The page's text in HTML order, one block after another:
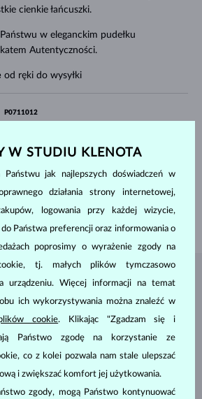
cienkie łańcuszki.
w eleganckim pudełku
Autentyczności.
od ręki do wysyłki
P0711012
ZATELIER KLENOTA
W STUDIU KLENOTA
Państwu jak najlepszych doświadczeń w
działania strony internetowej,
logowania przy każdej wizycie,
Państwa preferencji oraz informowania o
poprosimy o wyrażenie zgody na
tj. małych plików tymczasowo
urządzeniu. Więcej informacji na temat
ich wykorzystywania można znaleźć w
cookie. Klikając "Zgadzam się i
Państwo zgodę na korzystanie ze
co z kolei pozwala nam stale ulepszać
i zwiększać komfort jej użytkowania.
zgody, mogą Państwo kontynuować